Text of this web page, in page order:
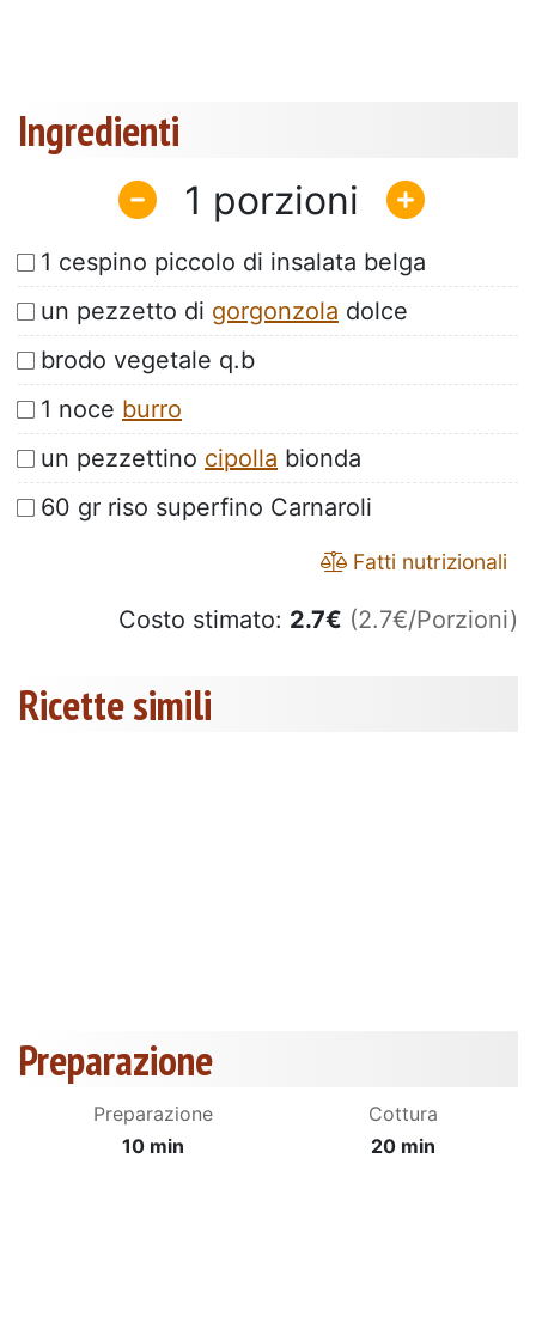
Ingredienti
1
1 cespino piccolo di insalata belga
un pezzetto di gorgonzola dolce
brodo vegetale q.b
1 noce burro
un pezzettino cipolla bionda
60 gr riso superfino Carnaroli
Fatti nutrizionali
Costo stimato: 2.7€ (2.7€/Porzioni)
Ricette simili
Preparazione
Preparazione
10 min
Cottura
20 min